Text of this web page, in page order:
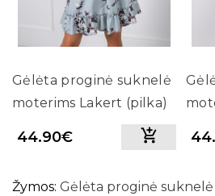
Gėlėta proginė suknelė
moterims Lakert (pilka)
44.90€
Žymos: Gėlėta proginė